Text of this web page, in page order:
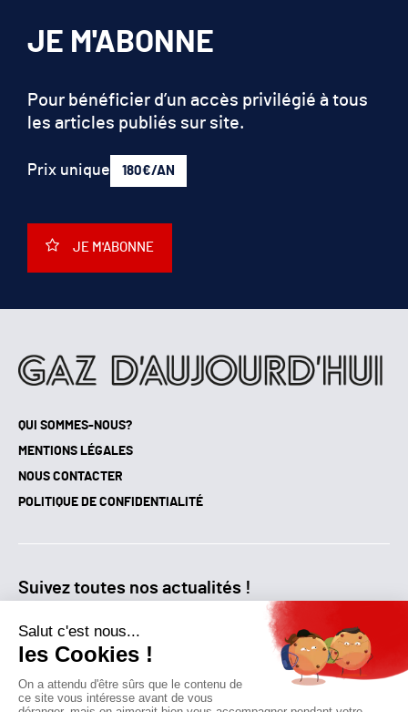
QUI SOMMES-NOUS?
MENTIONS LÉGALES
NOUS CONTACTER
POLITIQUE DE CONFIDENTIALITÉ
Suivez toutes nos actualités !
NEWSLETTER
JE M'ABONNE
Pour bénéficier d’un accès privilégié à tous
les articles publiés sur site.
Prix unique 180€/AN
JE M'ABONNE